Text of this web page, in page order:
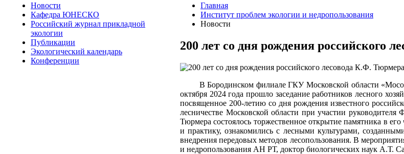
Новости
Кафедра ЮНЕСКО
Российский журнал прикладной
экологии
Публикации
Экологический календарь
Конференции
Главная
Институт проблем экологии и недропользования
Новости
200 лет со дня рождения российского
В Бородинском филиале ГКУ Московской области
октября 2024 года прошло заседание работников лесного
посвященное 200-летию со дня рождения известного
лесничестве Московской области при участии
Тюрмера состоялось торжественное открытие памятника в
и практику, ознакомились с лесными культурами,
внедрения передовых методов лесопользования. В
и недропользования АН РТ, доктор биологических наук А.Т.